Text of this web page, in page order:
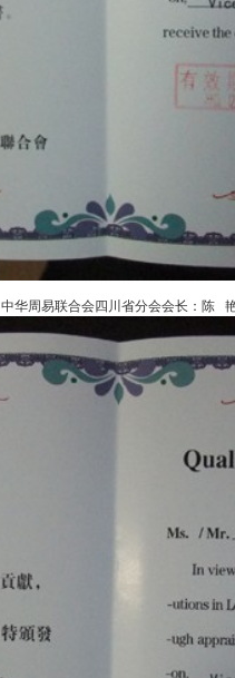
中华周易联合会四川省分会会长：陈